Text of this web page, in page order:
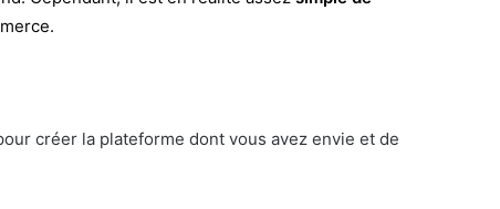
créer la plateforme dont vous avez envie et de